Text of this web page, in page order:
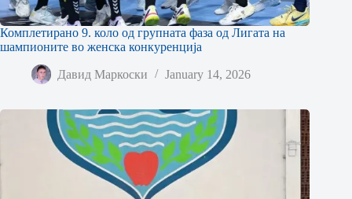
Комплетирано 9. коло од групната фаза од Лигата на
шампионите во женска конкуренција
Давид Маркоски January 14, 2026